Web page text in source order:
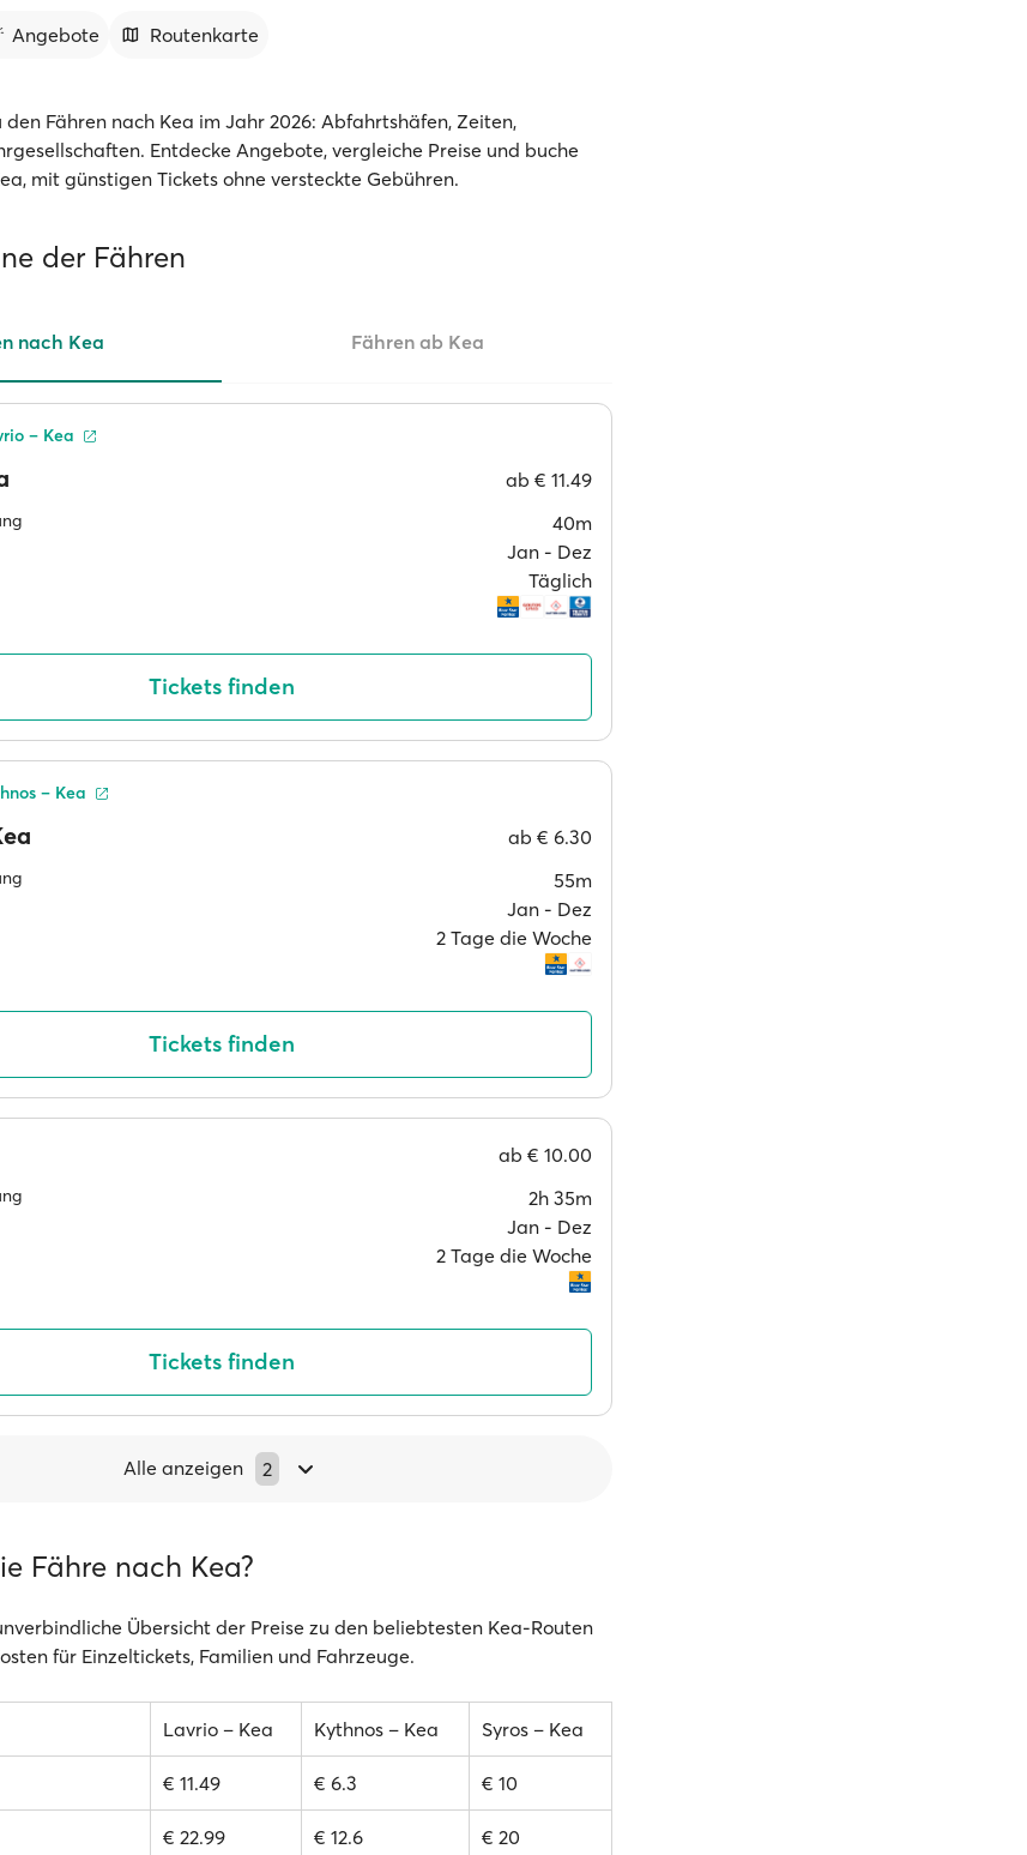
Angebote Routenkarte
den Fähren nach Kea im Jahr 2026: Abfahrtshäfen, Zeiten,
Entdecke Angebote, vergleiche Preise und buche
mit günstigen Tickets ohne versteckte Gebühren.
der Fähren
nach Kea Fähren ab Kea
ab € 11.49
40m
Jan ‐ Dez
Täglich
– Kea
Tickets finden
ab € 6.30
55m
Jan ‐ Dez
2 Tage die Woche
– Kea
Tickets finden
ab € 10.00
2h 35m
Jan ‐ Dez
2 Tage die Woche
Tickets finden
Alle anzeigen 2
Fähre nach Kea?
Übersicht der Preise zu den beliebtesten Kea-Routen
für Einzeltickets, Familien und Fahrzeuge.
Lavrio – Kea Kythnos – Kea Syros – Kea
€ 11.49 € 6.3 € 10
€ 22.99 € 12.6 € 20